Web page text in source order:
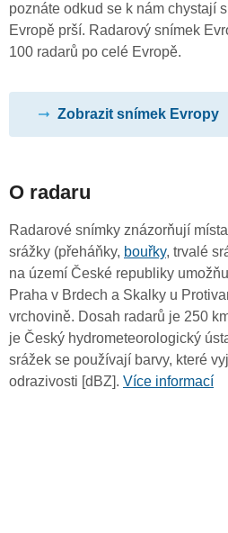
poznáte odkud se k nám chystají
Evropě prší. Radarový snímek
100 radarů po celé Evropě.
Zobrazit snímek Evropy
O radaru
Radarové snímky znázorňují
srážky (přeháňky, bouřky, trvalé
na území České republiky
Praha v Brdech a Skalky u
vrchovině. Dosah radarů je 250
je Český hydrometeorologický
srážek se používají barvy, které
odrazivosti [dBZ]. Více informací